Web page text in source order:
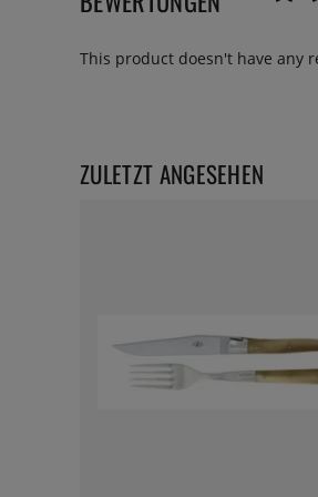
This product doesn't have any
ZULETZT ANGESEHEN